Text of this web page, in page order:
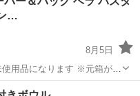
…
8月5日
用品になります ※元箱があ
価格/2,498円(4枚) 商品